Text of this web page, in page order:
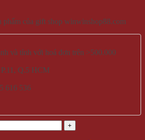
phẩm của gift shop winwinshop88.com
và tỉnh với hoá đơn trên >500.000
Q.5 HCM
616 536